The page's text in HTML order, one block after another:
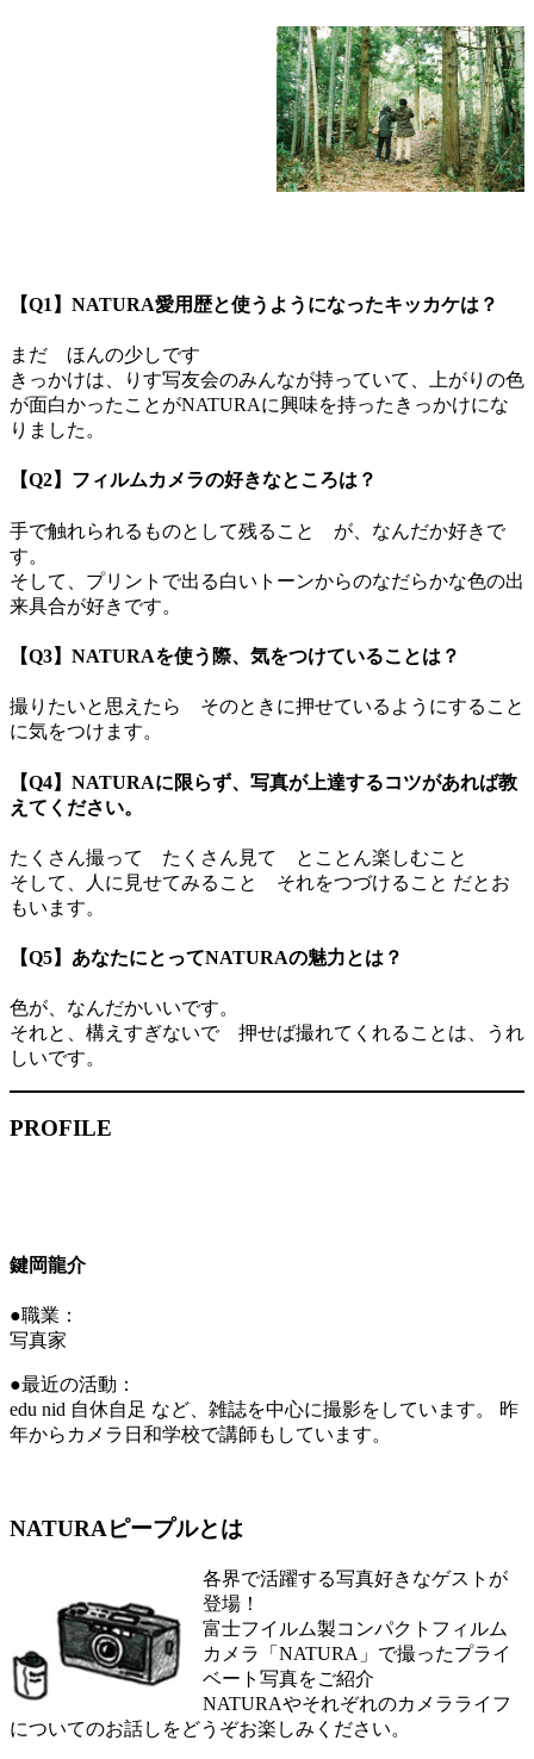
【Q1】NATURA愛用歴と使うようになったキッカケは？
まだ ほんの少しです
きっかけは、りす写友会のみんなが持っていて、上がりの色
が面白かったことがNATURAに興味を持ったきっかけにな
りました。
【Q2】フィルムカメラの好きなところは？
手で触れられるものとして残ること が、なんだか好きで
す。
そして、プリントで出る白いトーンからのなだらかな色の出
来具合が好きです。
【Q3】NATURAを使う際、気をつけていることは？
撮りたいと思えたら そのときに押せているようにすること
に気をつけます。
【Q4】NATURAに限らず、写真が上達するコツがあれば教
えてください。
たくさん撮って たくさん見て とことん楽しむこと
そして、人に見せてみること それをつづけること だとお
もいます。
【Q5】あなたにとってNATURAの魅力とは？
色が、なんだかいいです。
それと、構えすぎないで 押せば撮れてくれることは、うれ
しいです。
PROFILE
鍵岡龍介
●職業：
写真家
●最近の活動：
edu nid 自休自足 など、雑誌を中心に撮影をしています。 昨
年からカメラ日和学校で講師もしています。
NATURAピープルとは
各界で活躍する写真好きなゲストが
登場！
富士フイルム製コンパクトフィルム
カメラ「NATURA」で撮ったプライ
ベート写真をご紹介
NATURAやそれぞれのカメラライフ
についてのお話しをどうぞお楽しみください。